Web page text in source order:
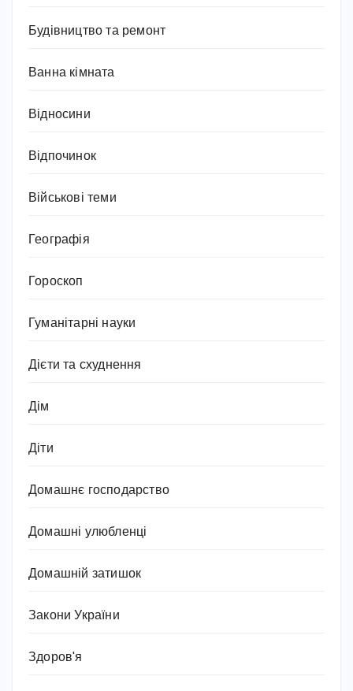
Будівництво та ремонт
Ванна кімната
Відносини
Відпочинок
Військові теми
Географія
Гороскоп
Гуманітарні науки
Дієти та схуднення
Дім
Діти
Домашнє господарство
Домашні улюбленці
Домашній затишок
Закони України
Здоров'я